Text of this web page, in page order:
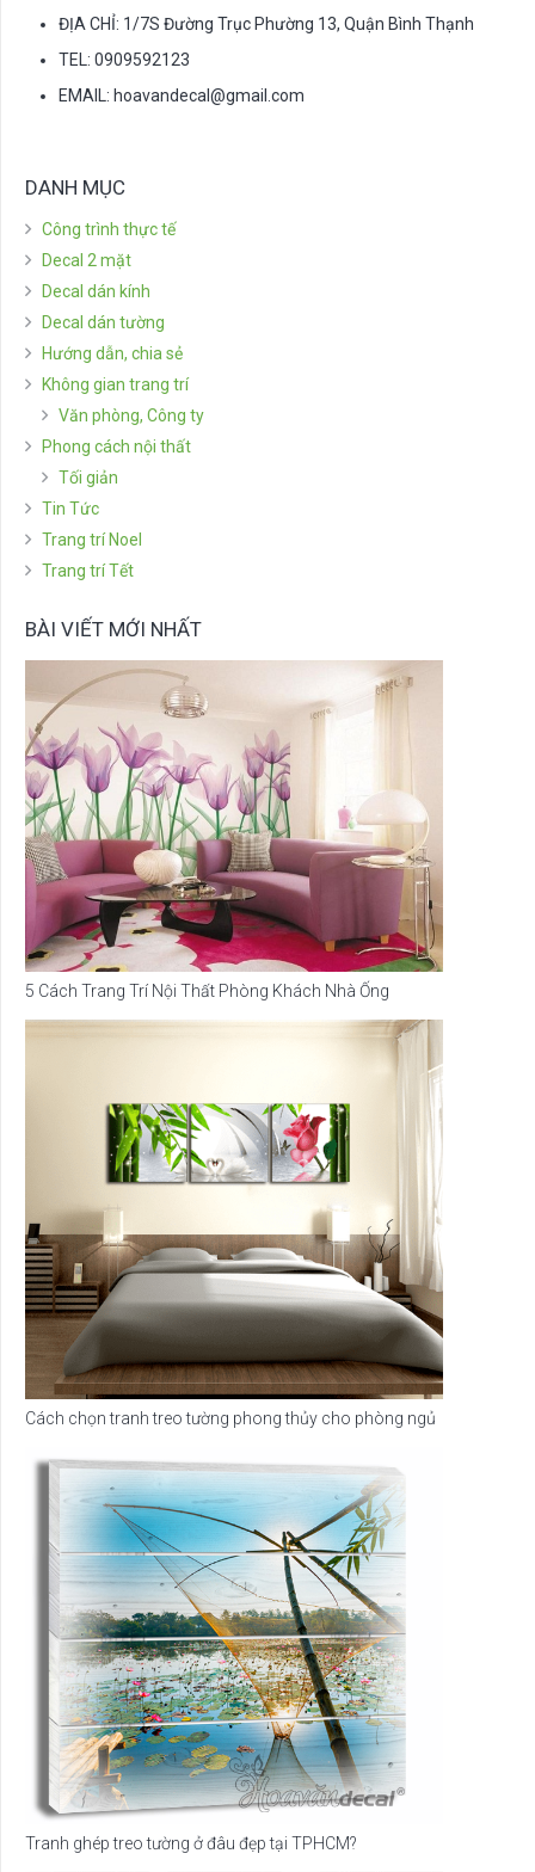
ĐỊA CHỈ: 1/7S Đường Trục Phường 13, Quận Bình Thạnh
TEL: 0909592123
EMAIL: hoavandecal@gmail.com
DANH MỤC
Công trình thực tế
Decal 2 mặt
Decal dán kính
Decal dán tường
Hướng dẫn, chia sẻ
Không gian trang trí
Văn phòng, Công ty
Phong cách nội thất
Tối giản
Tin Tức
Trang trí Noel
Trang trí Tết
BÀI VIẾT MỚI NHẤT
5 Cách Trang Trí Nội Thất Phòng Khách Nhà Ống
Cách chọn tranh treo tường phong thủy cho phòng ngủ
Tranh ghép treo tường ở đâu đẹp tại TPHCM?